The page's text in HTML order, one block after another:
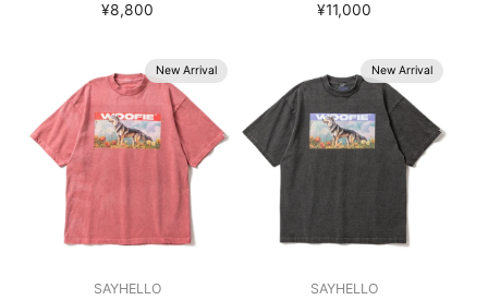
¥8,800
¥11,000
New Arrival
SAYHELLO
New Arrival
SAYHELLO